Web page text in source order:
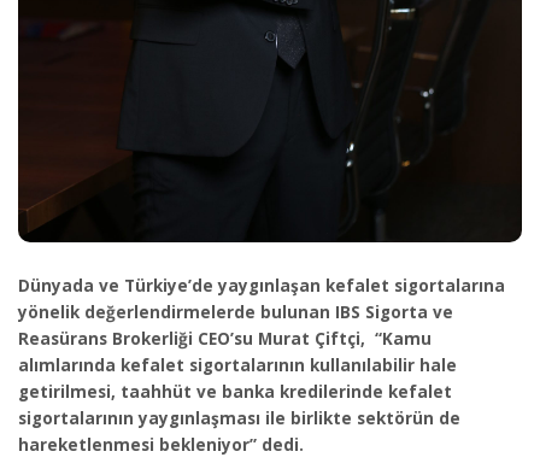
Dünyada ve Türkiye’de yaygınlaşan kefalet sigortalarına
yönelik değerlendirmelerde bulunan IBS Sigorta ve
Reasürans Brokerliği CEO’su Murat Çiftçi, “Kamu
alımlarında kefalet sigortalarının kullanılabilir hale
getirilmesi, taahhüt ve banka kredilerinde kefalet
sigortalarının yaygınlaşması ile birlikte sektörün de
hareketlenmesi bekleniyor” dedi.